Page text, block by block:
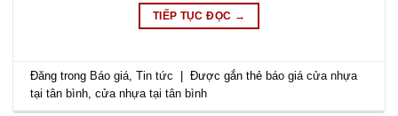
TIẾP TỤC ĐỌC →
Đăng trong Báo giá ,Tin tức Được gắn thẻ báo giá cửa nhựa
tại tân bình ,cửa nhựa tại tân bình